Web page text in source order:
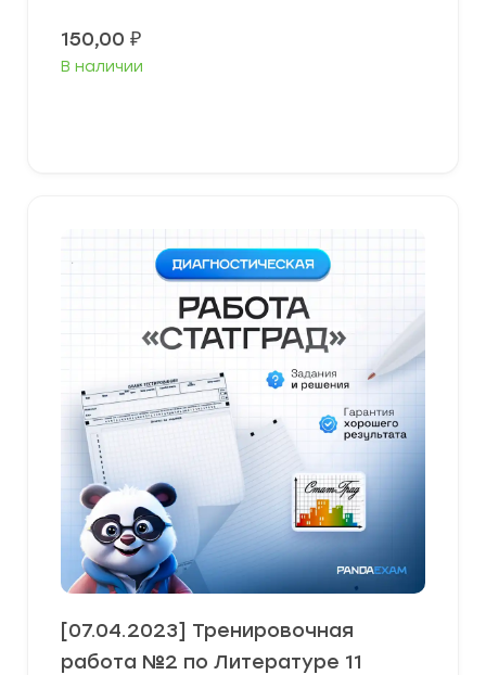
150,00 ₽
В наличии
[07.04.2023] Тренировочная
работа №2 по Литературе 11